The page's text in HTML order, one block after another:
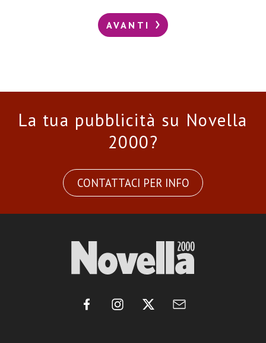
AVANTI
La tua pubblicità su Novella
2000?
CONTATTACI PER INFO